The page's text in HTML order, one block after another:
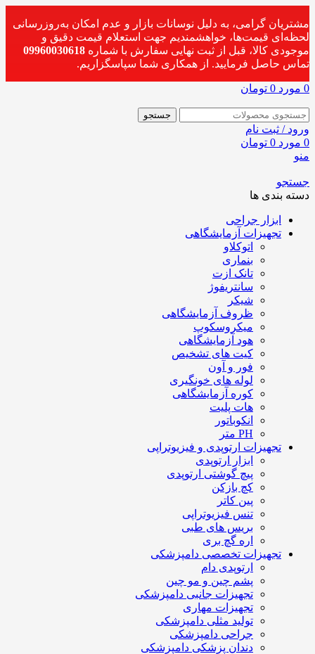
مشتریان گرامی، به دلیل نوسانات بازار و عدم امکان به‌روزرسانی
لحظه‌ای قیمت‌ها، خواهشمندیم جهت استعلام قیمت دقیق و
موجودی کالا، قبل از ثبت نهایی سفارش با شماره 09960030618
تماس حاصل فرمایید. از همکاری شما سپاسگزاریم.
0 مورد 0 تومان
جستجو
ورود / ثبت نام
0 مورد 0 تومان
منو
جستجو
دسته بندی ها
ابزار جراحی
تجهیزات آزمایشگاهی
اتوکلاو
بنماری
تانک ازت
سانتریفوژ
شیکر
ظروف آزمایشگاهی
میکروسکوپ
هود آزمایشگاهی
کیت های تشخیص
فور و آون
لوله های خونگیری
کوره آزمایشگاهی
هات پلیت
انکوباتور
PH متر
تجهیزات ارتوپدی و فیزیوتراپی
ابزار ارتوپدی
پیچ گوشتی ارتوپدی
کچ بازکن
پین کاتر
تنس فیزیوتراپی
بریس های طبی
اره گچ بری
تجهیزات تخصصی دامپزشکی
ارتوپدی دام
پشم چین و مو چین
تجهیزات جانبی دامپزشکی
تجهیزات مهاری
تولید مثلی دامپزشکی
جراحی دامپزشکی
دندان پزشکی دامپزشکی